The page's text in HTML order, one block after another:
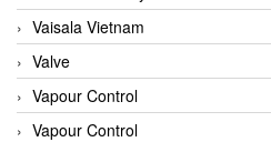
Contrinex
Control Solution Minesota
Copeland
Cortem
Vaisala Vietnam
Valve
Vapour Control
Vapour Control